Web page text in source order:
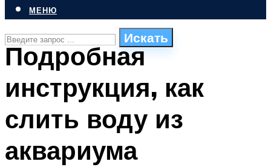
Искать
СТИЛИ ПЛАВАНЬЯ
ПЛАВАНЬЕ ДЛЯ ДЕТЕЙ
БАССЕЙН ДЛЯ ДОМА
МЕНЮ
Подробная
инструкция, как
слить воду из
аквариума